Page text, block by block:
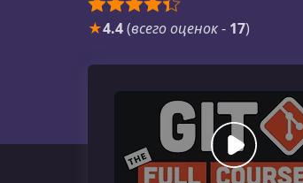
★4.4(всего оценок- 17)